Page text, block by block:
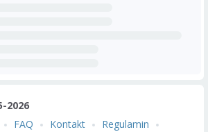
2026
FAQ Kontakt
Regulamin